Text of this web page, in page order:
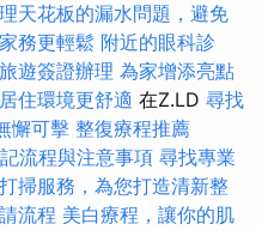
天花板的漏水問題，避免
務更輕鬆 附近的眼科診
遊簽證辦理 為家增添亮點
住環境更舒適 在Z.LD 尋找
懈可擊 整復療程推薦
流程與注意事項 尋找專業
打掃服務，為您打造清新整
流程 美白療程，讓你的肌